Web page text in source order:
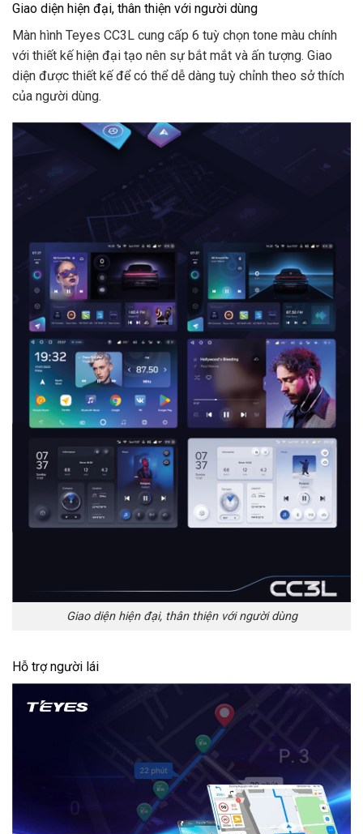
Giao diện hiện đại, thân thiện với người dùng
Màn hình Teyes CC3L cung cấp 6 tuỳ chọn tone màu chính
với thiết kế hiện đại tạo nên sự bắt mắt và ấn tượng. Giao
diện được thiết kế để có thể dễ dàng tuỳ chỉnh theo sở thích
của người dùng.
Giao diện hiện đại, thân thiện với người dùng
Hỗ trợ người lái